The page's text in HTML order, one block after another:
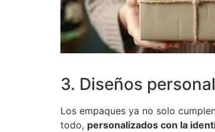
3. Diseños
Los empaques ya no solo
todo, personalizados con la